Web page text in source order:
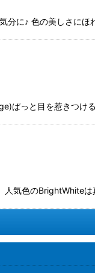
に♪ 色の美しさに
っと目を惹きつけ
気色のBrightWhite